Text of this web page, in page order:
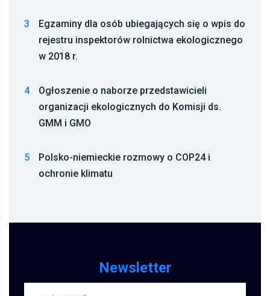
3
Egzaminy dla osób ubiegających się o wpis do
rejestru inspektorów rolnictwa ekologicznego
w 2018 r.
4
Ogłoszenie o naborze przedstawicieli
organizacji ekologicznych do Komisji ds.
GMM i GMO
5
Polsko-niemieckie rozmowy o COP24 i
ochronie klimatu
Newsletter